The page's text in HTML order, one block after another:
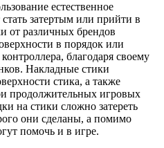
естественное
затертым или прийти в
от различных брендов
в порядок или
благодаря своему
Накладные стики
стика, а также
продолжительных игровых
на стики сложно затереть
они сделаны, а помимо
помочь и в игре.